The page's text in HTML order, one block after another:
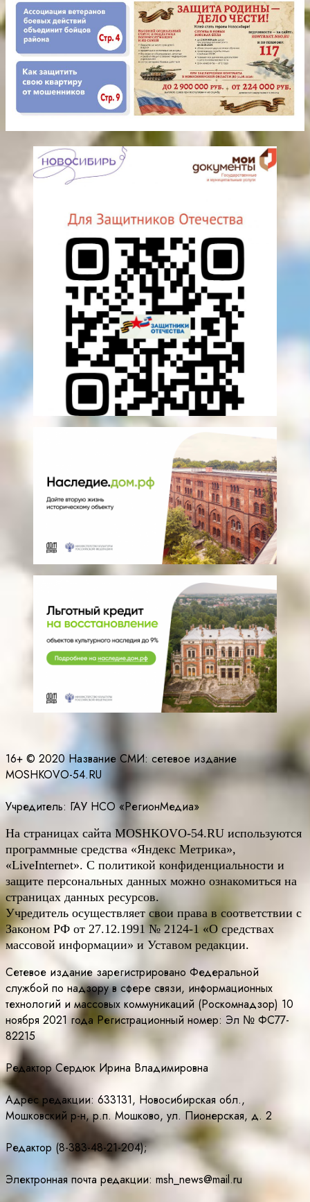
16+ © 2020 Название СМИ: cетевое издание
MOSHKOVO-54.RU
Учредитель: ГАУ НСО «РегионМедиа»
На страницах сайта MOSHKOVO-54.RU используются
программные средства «Яндекс Метрика»,
«LiveInternet». С политикой конфиденциальности и
защите персональных данных можно ознакомиться на
страницах данных ресурсов.
Учредитель осуществляет свои права в соответствии с
Законом РФ от 27.12.1991 № 2124-1 «О средствах
массовой информации» и Уставом редакции.
Сетевое издание зарегистрировано Федеральной
службой по надзору в сфере связи, информационных
технологий и массовых коммуникаций (Роскомнадзор) 10
ноября 2021 года Регистрационный номер: Эл № ФС77-
82215
Редактор Сердюк Ирина Владимировна
Адрес редакции: 633131, Новосибирская обл.,
Мошковский р-н, р.п. Мошково, ул. Пионерская, д. 2
Редактор (8-383-48-21-204);
Электронная почта редакции: msh_news@mail.ru